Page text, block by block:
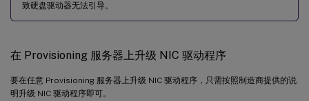
致硬盘驱动器无法引导。
在 Provisioning 服务器上升级 NIC 驱动程序
要在任意 Provisioning 服务器上升级 NIC 驱动程序，只需按照制造商提供的说
明升级 NIC 驱动程序即可。